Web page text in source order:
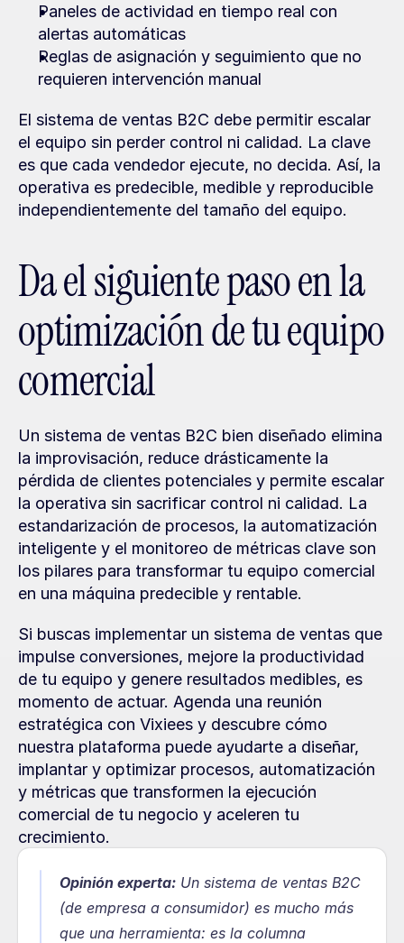
Paneles de actividad en tiempo real con
alertas automáticas
Reglas de asignación y seguimiento que no
requieren intervención manual
El sistema de ventas B2C debe permitir escalar
el equipo sin perder control ni calidad. La clave
es que cada vendedor ejecute, no decida. Así, la
operativa es predecible, medible y reproducible
independientemente del tamaño del equipo.
Da el siguiente paso en la
optimización de tu equipo
comercial
Un sistema de ventas B2C bien diseñado elimina
la improvisación, reduce drásticamente la
pérdida de clientes potenciales y permite escalar
la operativa sin sacrificar control ni calidad. La
estandarización de procesos, la automatización
inteligente y el monitoreo de métricas clave son
los pilares para transformar tu equipo comercial
en una máquina predecible y rentable.
Si buscas implementar un sistema de ventas que
impulse conversiones, mejore la productividad
de tu equipo y genere resultados medibles, es
momento de actuar. Agenda una reunión
estratégica con Vixiees y descubre cómo
nuestra plataforma puede ayudarte a diseñar,
implantar y optimizar procesos, automatización
y métricas que transformen la ejecución
comercial de tu negocio y aceleren tu
crecimiento.
Opinión experta: Un sistema de ventas B2C
(de empresa a consumidor) es mucho más
que una herramienta: es la columna